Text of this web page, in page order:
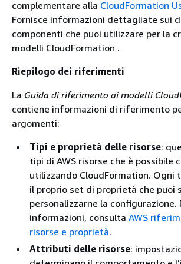
complementare alla CloudFormation
Fornisce informazioni dettagliate sui
componenti che puoi utilizzare per la
modelli CloudFormation .
Riepilogo dei riferimenti
La Guida di riferimento ai modelli
contiene informazioni di riferimento
argomenti:
Tipi e proprietà delle risorse:
tipi di AWS risorse che è possibile
utilizzando CloudFormation. Ogni
il proprio set di proprietà che puoi
personalizzarne la configurazione.
informazioni, consulta AWS
risorse e proprietà.
Attributi delle risorse: